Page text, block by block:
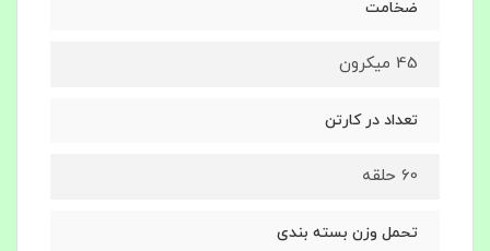
ضخامت
45 میکرون
تعداد در کارتن
60 حلقه
تحمل وزن بسته بندی